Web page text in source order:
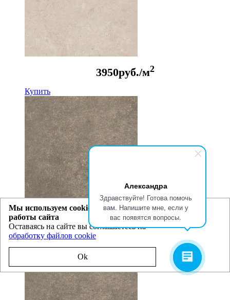
Александра
Здравствуйте! Готова помочь
вам. Напишите мне, если у
вас появятся вопросы.
3950руб./м2
Купить
Плитка ПВХ FineFloor Шато Де ЛошFF-1559 Stone
Замковый тип
Мы используем cookie для улучшения
работы сайта
Оставаясь на сайте вы соглашаетесь на
обработку файлов cookie
Ok